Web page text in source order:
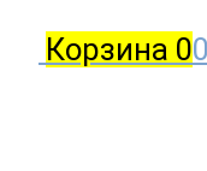
Корзина 0